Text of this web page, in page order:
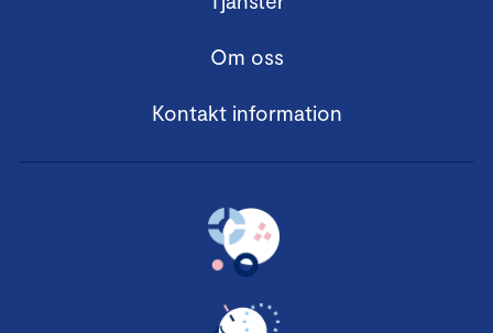
Om oss
Kontakt information